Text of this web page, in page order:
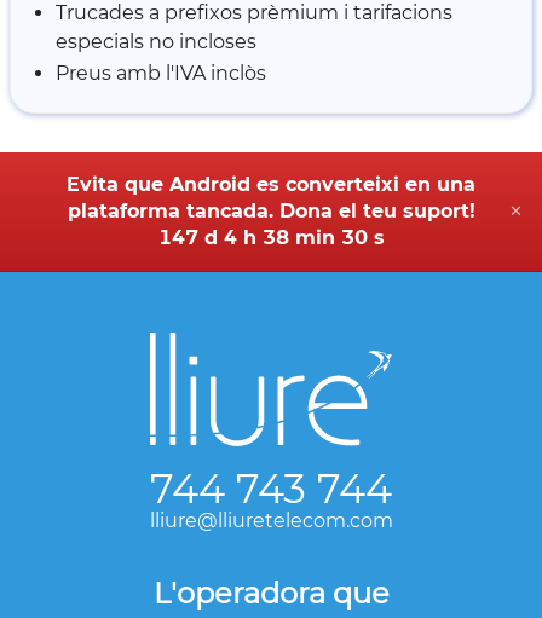
Trucades a prefixos prèmium i tarifacions
especials no incloses
Preus amb l'IVA inclòs
Evita que Android es converteixi en una
plataforma tancada. Dona el teu suport!
147 d 4 h 38 min 30 s
✕
L'operadora que
744 743 744
lliure@lliuretelecom.com